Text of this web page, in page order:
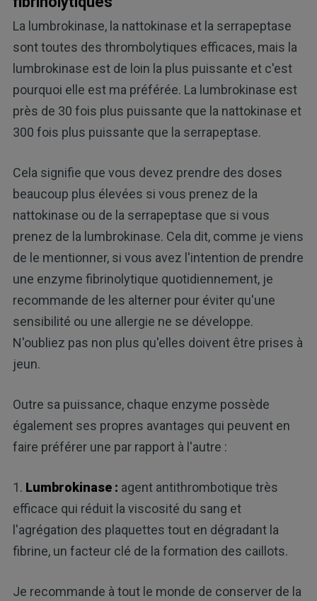
La lumbrokinase, la nattokinase et la serrapeptase
sont toutes des thrombolytiques efficaces, mais la
lumbrokinase est de loin la plus puissante et c'est
pourquoi elle est ma préférée. La lumbrokinase est
près de 30 fois plus puissante que la nattokinase et
300 fois plus puissante que la serrapeptase.
Cela signifie que vous devez prendre des doses
beaucoup plus élevées si vous prenez de la
nattokinase ou de la serrapeptase que si vous
prenez de la lumbrokinase. Cela dit, comme je viens
de le mentionner, si vous avez l'intention de prendre
une enzyme fibrinolytique quotidiennement, je
recommande de les alterner pour éviter qu'une
sensibilité ou une allergie ne se développe.
N'oubliez pas non plus qu'elles doivent être prises à
jeun.
Outre sa puissance, chaque enzyme possède
également ses propres avantages qui peuvent en
faire préférer une par rapport à l'autre :
1. Lumbrokinase : agent antithrombotique très
efficace qui réduit la viscosité du sang et
l'agrégation des plaquettes tout en dégradant la
fibrine, un facteur clé de la formation des caillots.
Je recommande à tout le monde de conserver de la